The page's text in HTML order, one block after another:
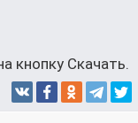
кнопку Скачать.